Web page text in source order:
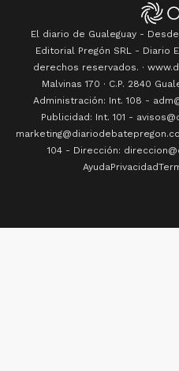
- Diario
derechos reservados. · www.
Malvinas 170· C.P.2840
Administración: Int. 108 -
Publicidad: Int. 101 -
104 - Dirección:
Ayuda Privacidad